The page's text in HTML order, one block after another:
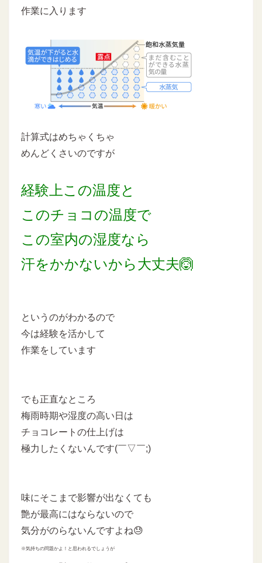
作業に入ります
計算式はめちゃくちゃ
めんどくさいのですが
経験上この温度と
このチョコの温度で
この室内の湿度なら
汗をかかないから大丈夫🙆
というのがわかるので
今は経験を活かして
作業をしています
でも正直なところ
梅雨時期や湿度の高い日は
チョコレートの仕上げは
極力したくないんです(￣▽￣;)
味にそこまで影響が出なくても
艶が最高にはならないので
気分がのらないんですよね😓
※気持ちの問題かよ！と思われるでしょうが